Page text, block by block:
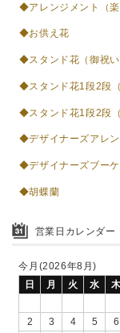
◆アレンジメント（楽
◆お供え花
◆スタンド花（御祝い
◆スタンド花1段2段
◆スタンド花1段2段
◆デザイナーズアレン
◆デザイナーズブーケ
◆胡蝶蘭
営業日カレンダー
今月(2026年8月)
日
月 火 水 木
2
3 4 5 6